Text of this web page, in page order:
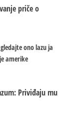
priče o
ono lazu ja
amerike
Priviđaju mu